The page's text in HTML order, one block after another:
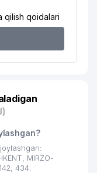
597 м
qilish qoidalari
MIRZO-
434.